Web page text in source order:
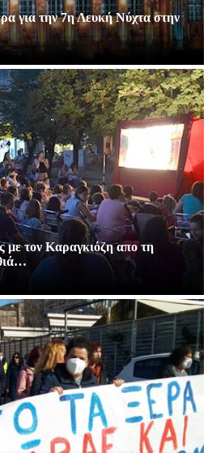
για την 7η Λευκή Νύχτα στην
με τον Καραγκιόζη απο τη